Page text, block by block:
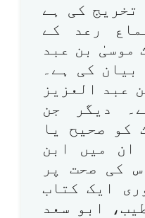
تخریج کی ہے
رعد کے
موسیٰ بن عبد
بیان کی ہے۔
عبد العزیز
دیگر جن
کو صحیح یا
ان میں ابن
کی صحت پر
ایک کتاب
ابو سعد